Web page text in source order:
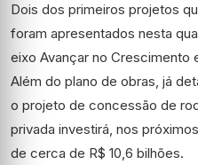
Dois dos primeiros projetos
foram apresentados nesta
eixo Avançar no Crescimento
Além do plano de obras, já
o projeto de concessão de
privada investirá, nos
de cerca de R$ 10,6 bilhões.